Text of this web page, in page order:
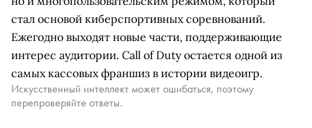
стал основой киберспортивных соревнований.
Ежегодно выходят новые части, поддерживающие
интерес аудитории. Call of Duty остается одной из
самых кассовых франшиз в истории видеоигр.
Искусственный интеллект может ошибаться, поэтому
перепроверяйте ответы.